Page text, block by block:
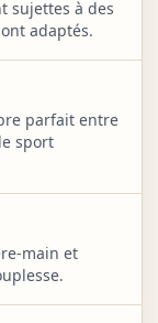
sujettes à des
adaptés.
parfait entre
sport
main et